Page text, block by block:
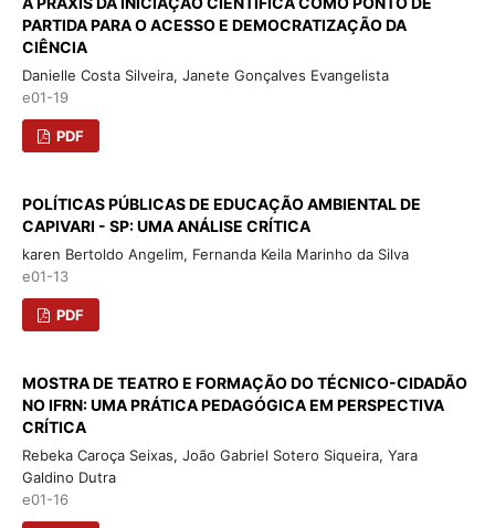
PARTIDA PARA O ACESSO E DEMOCRATIZAÇÃO DA
CIÊNCIA
Danielle Costa Silveira, Janete Gonçalves Evangelista
e01-19
PDF
POLÍTICAS PÚBLICAS DE EDUCAÇÃO AMBIENTAL DE
CAPIVARI - SP: UMA ANÁLISE CRÍTICA
karen Bertoldo Angelim, Fernanda Keila Marinho da Silva
e01-13
PDF
MOSTRA DE TEATRO E FORMAÇÃO DO TÉCNICO-CIDADÃO
NO IFRN: UMA PRÁTICA PEDAGÓGICA EM PERSPECTIVA
CRÍTICA
Rebeka Caroça Seixas, João Gabriel Sotero Siqueira, Yara
Galdino Dutra
e01-16